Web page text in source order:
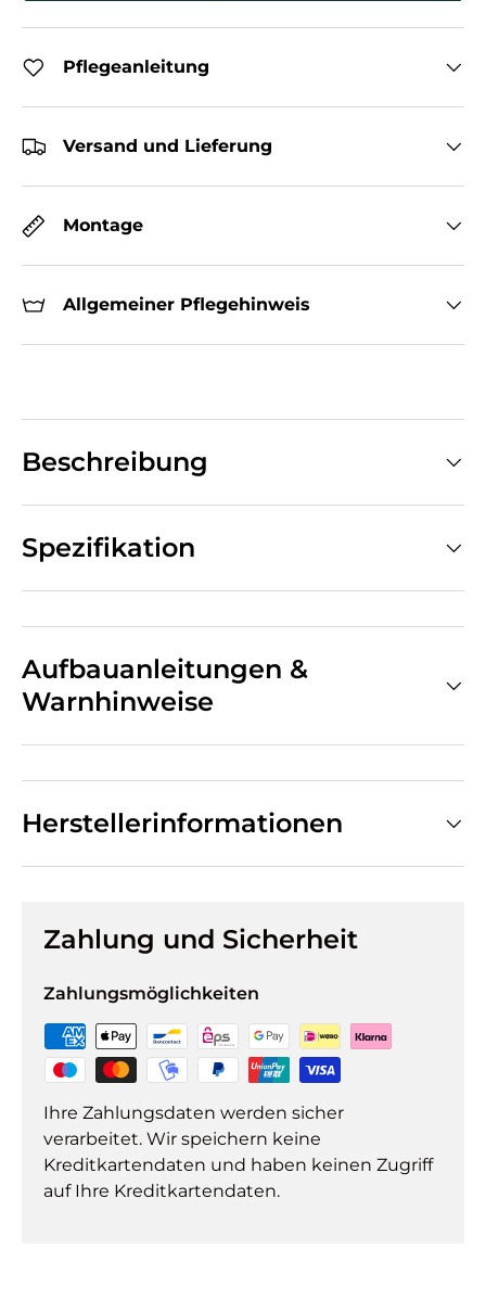
Pflegeanleitung
Versand und Lieferung
Montage
Allgemeiner Pflegehinweis
Beschreibung
Spezifikation
Aufbauanleitungen &
Warnhinweise
Herstellerinformationen
Zahlung und Sicherheit
Zahlungsmöglichkeiten
Ihre Zahlungsdaten werden sicher
verarbeitet. Wir speichern keine
Kreditkartendaten und haben keinen Zugriff
auf Ihre Kreditkartendaten.